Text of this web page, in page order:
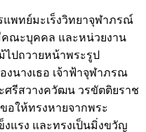
แพทย์มะเร็งวิทยาจุฬาภรณ์
ณะบุคคล และหน่วยงาน
ปถวายหน้าพระรูป
งนางเธอ เจ้าฟ้าจุฬาภรณ
รีสวางควัฒน วรขัตติยราช
อให้ทรงหายจากพระ
แรง และทรงเป็นมิ่งขวัญ